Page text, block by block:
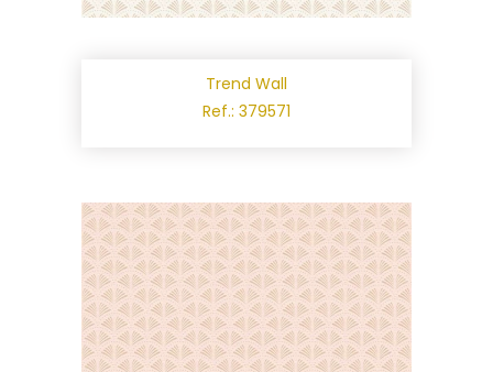
Trend Wall
Ref.: 379571